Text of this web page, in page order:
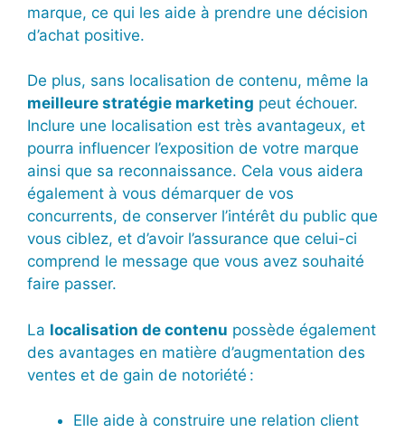
marque, ce qui les aide à prendre une décision
d’achat positive.
De plus, sans localisation de contenu, même la
meilleure stratégie marketing peut échouer.
Inclure une localisation est très avantageux, et
pourra influencer l’exposition de votre marque
ainsi que sa reconnaissance. Cela vous aidera
également à vous démarquer de vos
concurrents, de conserver l’intérêt du public que
vous ciblez, et d’avoir l’assurance que celui-ci
comprend le message que vous avez souhaité
faire passer.
La localisation de contenu possède également
des avantages en matière d’augmentation des
ventes et de gain de notoriété :
Elle aide à construire une relation client